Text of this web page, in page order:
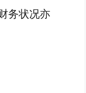
务状况亦